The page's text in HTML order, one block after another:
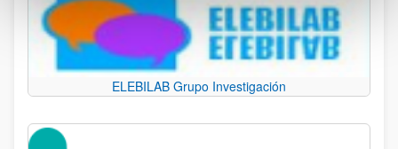
ELEBILAB Grupo Investigación